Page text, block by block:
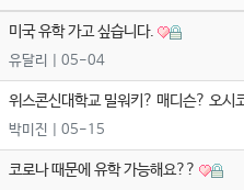
미국 유학 가고 싶습니다.
유달리 | 05-04
위스콘신대학교 밀워키? 매디슨? 오시
박미진 | 05-15
코로나 때문에 유학 가능해요??